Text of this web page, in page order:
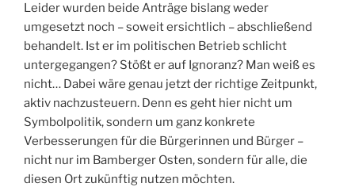
Leider wurden beide Anträge bislang weder
umgesetzt noch – soweit ersichtlich – abschließend
behandelt. Ist er im politischen Betrieb schlicht
untergegangen? Stößt er auf Ignoranz? Man weiß es
nicht… Dabei wäre genau jetzt der richtige Zeitpunkt,
aktiv nachzusteuern. Denn es geht hier nicht um
Symbolpolitik, sondern um ganz konkrete
Verbesserungen für die Bürgerinnen und Bürger –
nicht nur im Bamberger Osten, sondern für alle, die
diesen Ort zukünftig nutzen möchten.